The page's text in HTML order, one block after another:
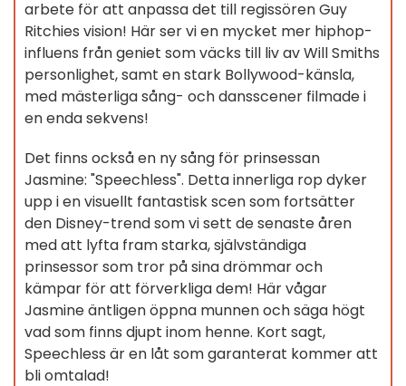
arbete för att anpassa det till regissören Guy
Ritchies vision! Här ser vi en mycket mer hiphop-
influens från geniet som väcks till liv av Will Smiths
personlighet, samt en stark Bollywood-känsla,
med mästerliga sång- och dansscener filmade i
en enda sekvens!
Det finns också en ny sång för prinsessan
Jasmine: "Speechless". Detta innerliga rop dyker
upp i en visuellt fantastisk scen som fortsätter
den Disney-trend som vi sett de senaste åren
med att lyfta fram starka, självständiga
prinsessor som tror på sina drömmar och
kämpar för att förverkliga dem! Här vågar
Jasmine äntligen öppna munnen och säga högt
vad som finns djupt inom henne. Kort sagt,
Speechless är en låt som garanterat kommer att
bli omtalad!